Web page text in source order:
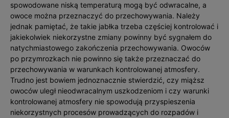
spowodowane niską temperaturą mogą być odwracalne, a
owoce można przeznaczyć do przechowywania. Należy
jednak pamiętać, że takie jabłka trzeba częściej kontrolować i
jakiekolwiek niekorzystne zmiany powinny być sygnałem do
natychmiastowego zakończenia przechowywania. Owoców
po przymrozkach nie powinno się także przeznaczać do
przechowywania w warunkach kontrolowanej atmosfery.
Trudno jest bowiem jednoznacznie stwierdzić, czy miąższ
owoców uległ nieodwracalnym uszkodzeniom i czy warunki
kontrolowanej atmosfery nie spowodują przyspieszenia
niekorzystnych procesów prowadzących do rozpadów i